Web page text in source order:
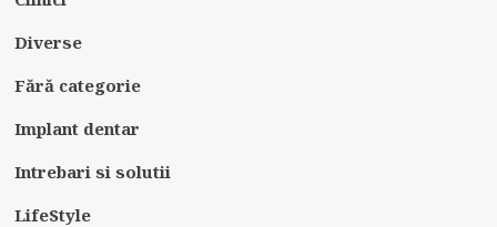
Diverse
Fără categorie
Implant dentar
Intrebari si solutii
LifeStyle